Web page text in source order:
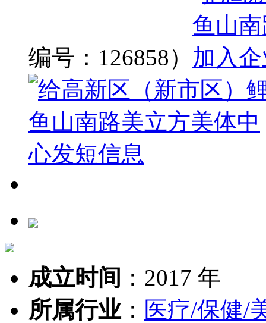
编号：126858）
成立时间 ： 2017 年
所属行业： 医疗/保健/